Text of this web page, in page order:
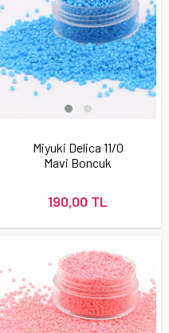
Miyuki Delica 11/0
Mavi Boncuk
190,00 TL